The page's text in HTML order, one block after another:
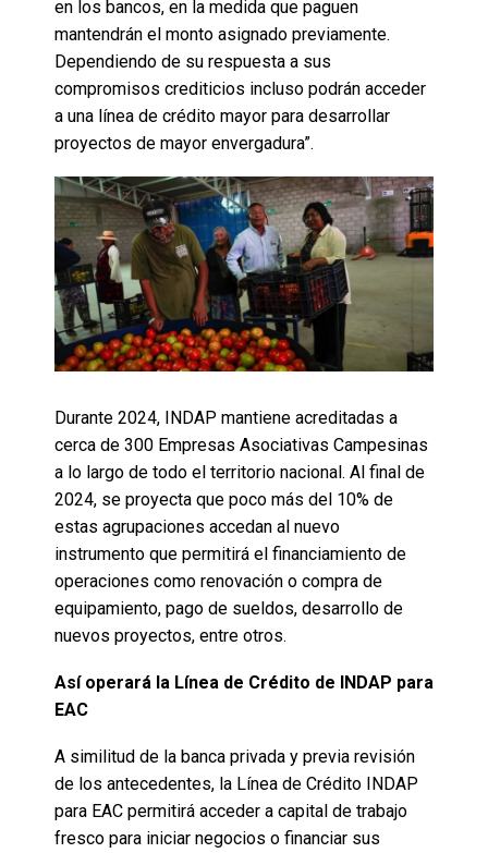
en los bancos, en la medida que paguen
mantendrán el monto asignado previamente.
Dependiendo de su respuesta a sus
compromisos crediticios incluso podrán acceder
a una línea de crédito mayor para desarrollar
proyectos de mayor envergadura”.
Durante 2024, INDAP mantiene acreditadas a
cerca de 300 Empresas Asociativas Campesinas
a lo largo de todo el territorio nacional. Al final de
2024, se proyecta que poco más del 10% de
estas agrupaciones accedan al nuevo
instrumento que permitirá el financiamiento de
operaciones como renovación o compra de
equipamiento, pago de sueldos, desarrollo de
nuevos proyectos, entre otros.
Así operará la Línea de Crédito de INDAP para
EAC
A similitud de la banca privada y previa revisión
de los antecedentes, la Línea de Crédito INDAP
para EAC permitirá acceder a capital de trabajo
fresco para iniciar negocios o financiar sus